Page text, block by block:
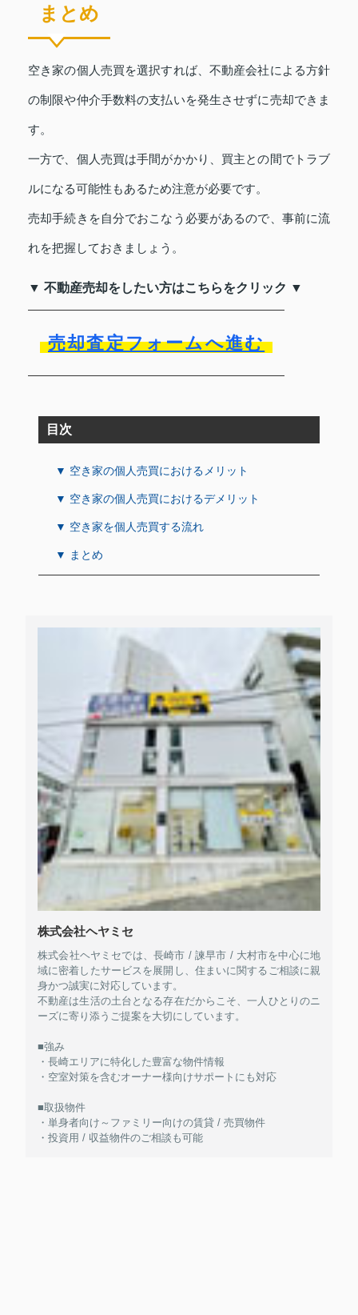
まとめ
空き家の個人売買を選択すれば、不動産会社による方針
の制限や仲介手数料の支払いを発生させずに売却できま
す。
一方で、個人売買は手間がかかり、買主との間でトラブ
ルになる可能性もあるため注意が必要です。
売却手続きを自分でおこなう必要があるので、事前に流
れを把握しておきましょう。
▼ 不動産売却をしたい方はこちらをクリック ▼
売却査定フォームへ進む
目次
▼ 空き家の個人売買におけるメリット
▼ 空き家の個人売買におけるデメリット
▼ 空き家を個人売買する流れ
▼ まとめ
株式会社ヘヤミセ
株式会社ヘヤミセでは、長崎市 / 諫早市 / 大村市を中心に地
域に密着したサービスを展開し、住まいに関するご相談に親
身かつ誠実に対応しています。
不動産は生活の土台となる存在だからこそ、一人ひとりのニ
ーズに寄り添うご提案を大切にしています。
■強み
・長崎エリアに特化した豊富な物件情報
・空室対策を含むオーナー様向けサポートにも対応
■取扱物件
・単身者向け～ファミリー向けの賃貸 / 売買物件
・投資用 / 収益物件のご相談も可能